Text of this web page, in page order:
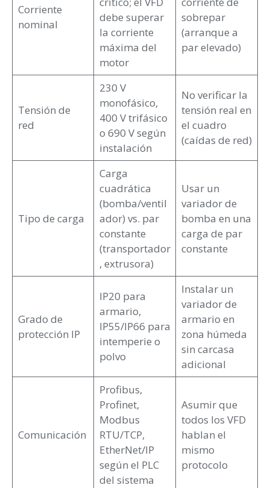
Corriente
nominal
debe superar
la corriente
máxima del
motor
sobrepar
(arranque a
par elevado)
Tensión de
red
230 V
monofásico,
400 V trifásico
o 690 V según
instalación
No verificar la
tensión real en
el cuadro
(caídas de red)
Tipo de carga
Carga
cuadrática
(bomba/ventil
ador) vs. par
constante
(transportador
, extrusora)
Usar un
variador de
bomba en una
carga de par
constante
Grado de
protección IP
IP20 para
armario,
IP55/IP66 para
intemperie o
polvo
Instalar un
variador de
armario en
zona húmeda
sin carcasa
adicional
Comunicación
Profibus,
Profinet,
Modbus
RTU/TCP,
EtherNet/IP
según el PLC
del sistema
Asumir que
todos los VFD
hablan el
mismo
protocolo